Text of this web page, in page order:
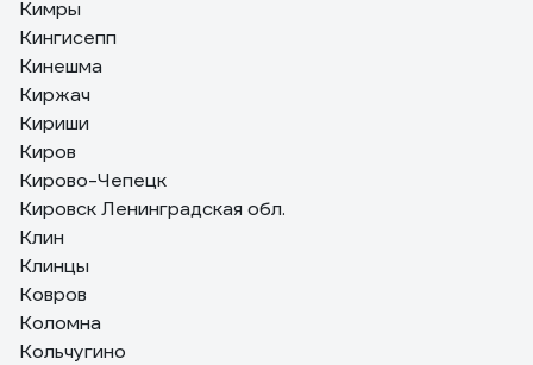
Кимры
Кингисепп
Кинешма
Киржач
Кириши
Киров
Кирово-Чепецк
Кировск Ленинградская обл.
Клин
Клинцы
Ковров
Коломна
Кольчугино